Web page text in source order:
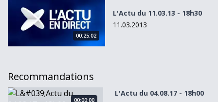
00:25:02
L'Actu du 11.03.13 - 18h30
11.03.2013
Recommandations
L&#039;Actu du 04.08.17 - 18h00
00:00:00
L'Actu du 04.08.17 - 18h00